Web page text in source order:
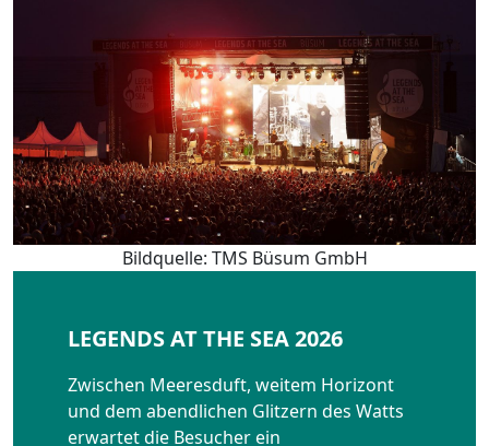
Bildquelle: TMS Büsum GmbH
LEGENDS AT THE SEA 2026
Zwischen Meeresduft, weitem Horizont
und dem abendlichen Glitzern des Watts
erwartet die Besucher ein